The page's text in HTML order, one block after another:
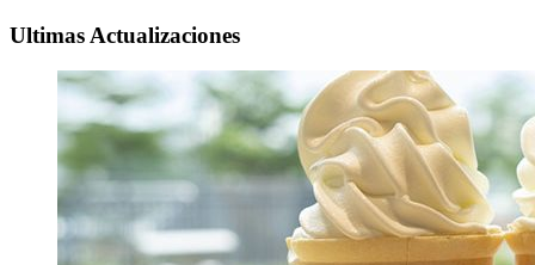
Ultimas Actualizaciones